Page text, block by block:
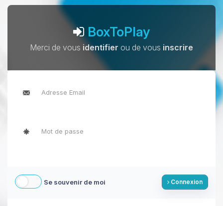
BoxToPlay
Merci de vous identifier ou de vous inscrire
Se souvenir de moi Connexion